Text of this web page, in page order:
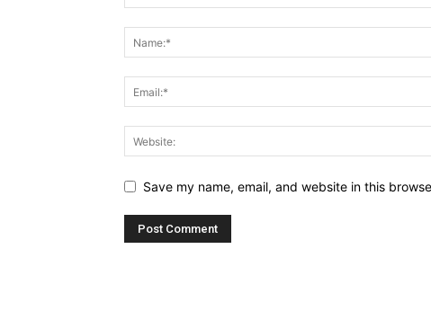
Save my name, email, and website in this